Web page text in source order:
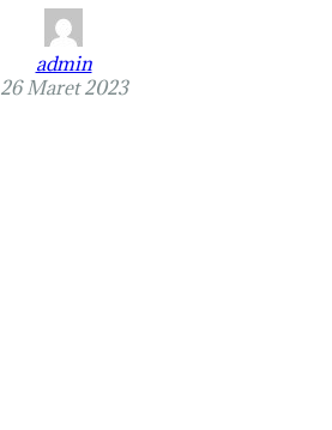
admin
26 Maret 2023